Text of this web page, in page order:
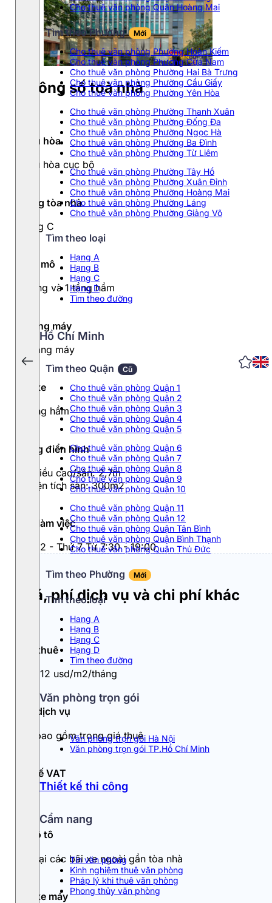
Cho thuê văn phòng Quận Hoàng Mai
Tìm theo Phường Mới
Cho thuê văn phòng Phường Hoàn Kiếm
Cho thuê văn phòng Phường Cửa Nam
Cho thuê văn phòng Phường Hai Bà Trưng
Cho thuê văn phòng Phường Cầu Giấy
Cho thuê văn phòng Phường Yên Hòa
Cho thuê văn phòng Phường Thanh Xuân
Cho thuê văn phòng Phường Đống Đa
Cho thuê văn phòng Phường Ngọc Hà
Cho thuê văn phòng Phường Ba Đình
Cho thuê văn phòng Phường Từ Liêm
Cho thuê văn phòng Phường Tây Hồ
Cho thuê văn phòng Phường Xuân Đỉnh
Cho thuê văn phòng Phường Hoàng Mai
Cho thuê văn phòng Phường Láng
Cho thuê văn phòng Phường Giảng Võ
Tìm theo loại
Hạng A
Hạng B
Hạng C
Hạng D
Tìm theo đường
Hồ Chí Minh
Tìm theo Quận Cũ
Cho thuê văn phòng Quận 1
Cho thuê văn phòng Quận 2
Cho thuê văn phòng Quận 3
Cho thuê văn phòng Quận 4
Cho thuê văn phòng Quận 5
Cho thuê văn phòng Quận 6
Cho thuê văn phòng Quận 7
Cho thuê văn phòng Quận 8
Cho thuê văn phòng Quận 9
Cho thuê văn phòng Quận 10
Cho thuê văn phòng Quận 11
Cho thuê văn phòng Quận 12
Cho thuê văn phòng Quận Tân Bình
Cho thuê văn phòng Quận Bình Thạnh
Cho thuê văn phòng Quận Thủ Đức
Tìm theo Phường Mới
Tìm theo loại
Hang A
Hạng B
Hạng C
Hạng D
Tìm theo đường
Văn phòng trọn gói
Văn phòng trọn gói Hà Nội
Văn phòng trọn gói TP.Hồ Chí Minh
Thiết kế thi công
Cẩm nang
Tin văn phòng
Kinh nghiệm thuê văn phòng
Pháp lý khi thuê văn phòng
Phong thủy văn phòng
Thông số toà nhà
Điều hòa
Điều hòa cục bộ
Hạng tòa nhà
Hạng C
Quy mô
7 tầng và 1 tầng hầm
Thang máy
1 thang máy
Đỗ xe
1 tầng hầm
Tầng điển hình
- Chiều cao/sàn: 2,7m
- Diện tích sàn: 300m2
Giờ làm việc
Thứ 2 - Thứ 7 Từ 7:30 - 19:00
Giá, phí dịch vụ và chi phí khác
Giá thuê
10 - 12 usd/m2/tháng
Phí dịch vụ
Đã bao gồm trong giá thuê
Thuế VAT
Đỗ ô tô
Đỗ tại các bãi xe ngoài gần tòa nhà
Đỗ xe máy